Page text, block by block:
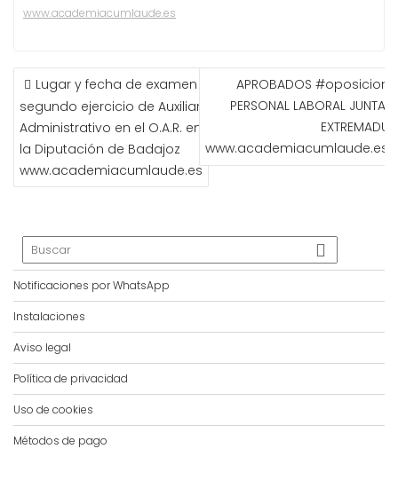
www.academiacumlaude.es
NAVEGACIÓN
DE
ENTRADAS
Lugar y fecha de examen
segundo ejercicio de Auxiliar
Administrativo en el O.A.R. en
la Diputación de Badajoz
www.academiacumlaude.es
APROBADOS
PERSONAL LABORAL JUNTA
www.academiacumlaude.es
Notificaciones por WhatsApp
Instalaciones
Aviso legal
Política de privacidad
Uso de cookies
Métodos de pago